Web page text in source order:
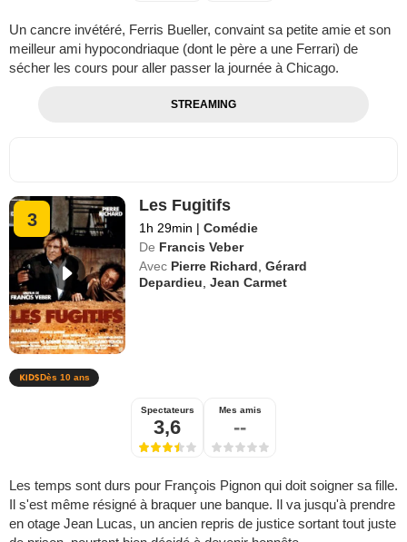
Un cancre invétéré, Ferris Bueller, convaint sa petite amie et son
meilleur ami hypocondriaque (dont le père a une Ferrari) de
sécher les cours pour aller passer la journée à Chicago.
STREAMING
3
Les Fugitifs
1h 29min | Comédie
De Francis Veber
Avec Pierre Richard ,Gérard
Depardieu ,Jean Carmet
Dès 10 ans
Spectateurs
3,6
Mes amis
--
Les temps sont durs pour François Pignon qui doit soigner sa fille.
Il s'est même résigné à braquer une banque. Il va jusqu'à prendre
en otage Jean Lucas, un ancien repris de justice sortant tout juste